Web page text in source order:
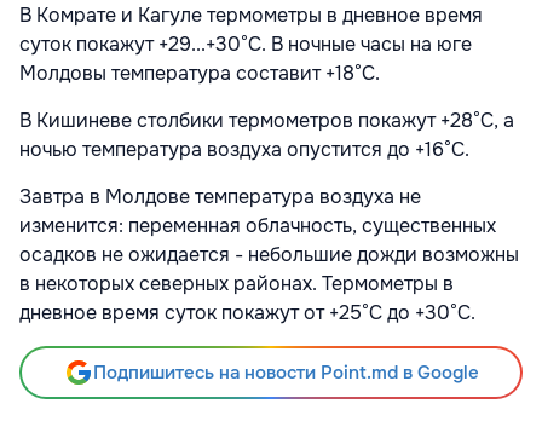
В Комрате и Кагуле термометры в дневное время
суток покажут +29...+30°С. В ночные часы на юге
Молдовы температура составит +18°С.
В Кишиневе столбики термометров покажут +28°С, а
ночью температура воздуха опустится до +16°С.
Завтра в Молдове температура воздуха не
изменится: переменная облачность, существенных
осадков не ожидается - небольшие дожди возможны
в некоторых северных районах. Термометры в
дневное время суток покажут от +25°С до +30°С.
Подпишитесь на новости Point.md в Google